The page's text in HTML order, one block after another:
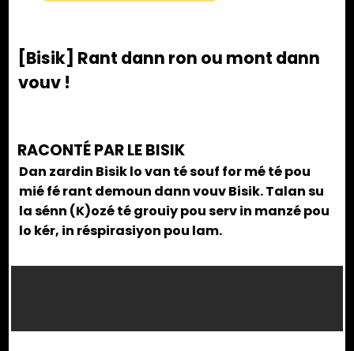
[Bisik] Rant dann ron ou mont dann
vouv !
RACONTÉ PAR LE BISIK
Dan zardin Bisik lo van té souf for mé té pou
mié fé rant demoun dann vouv Bisik. Talan su
la sénn (K)ozé té grouiy pou serv in manzé pou
lo kér, in réspirasiyon pou lam.